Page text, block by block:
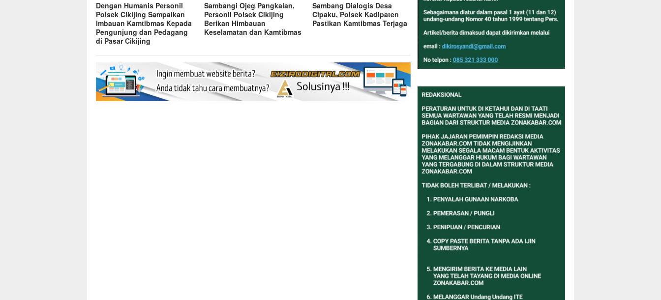
Dengan Humanis Personil
Polsek Cikijing Sampaikan
Imbauan Kamtibmas Kepada
Pengunjung dan Pedagang
di Pasar Cikijing
Sambangi Ojeg Pangkalan,
Personil Polsek Cikijing
Berikan Himbauan
Keselamatan dan Kamtibmas
Sambang Dialogis Desa
Cipaku, Polsek Kadipaten
Pastikan Kamtibmas Terjaga